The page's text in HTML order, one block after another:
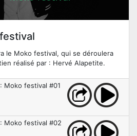
le Moko festival, qui se déroulera
réalisé par : Hervé Alapetite.
Moko festival #01
Moko festival #02